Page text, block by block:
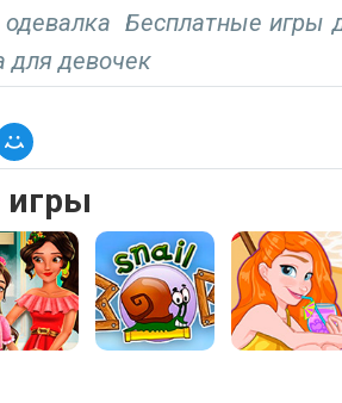
Бесплатные игры
для девочек